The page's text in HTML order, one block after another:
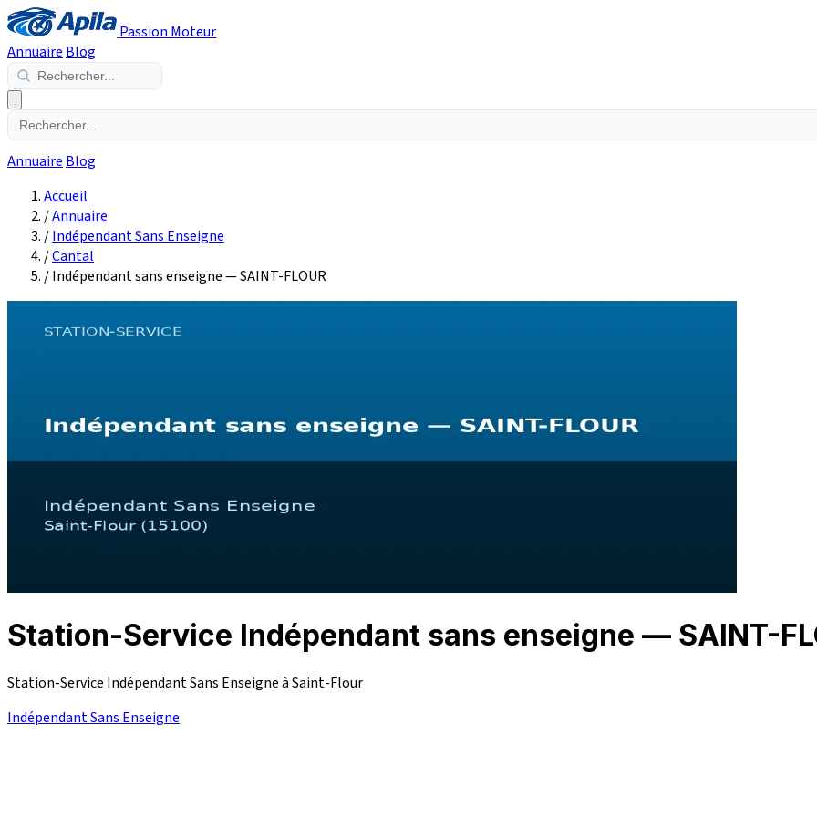
Passion Moteur
Annuaire Blog
Annuaire Blog
Accueil
/Annuaire
/Indépendant Sans Enseigne
/Cantal
/Indépendant sans enseigne — SAINT-FLOUR
Station-Service Indépendant sans enseigne — SAINT-
Station-Service Indépendant Sans Enseigne à Saint-Flour
Indépendant Sans Enseigne